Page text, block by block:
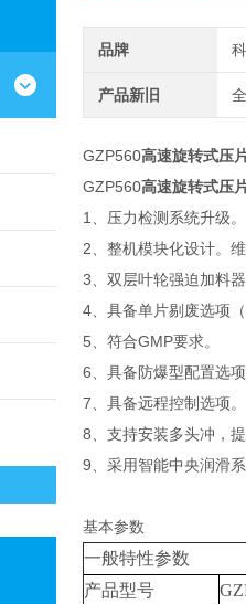
品牌
产品新旧
GZP560高速旋转式压
GZP560高速旋转式压
1、压力检测系统升级。
2、整机模块化设计。
3、双层叶轮强迫加料
4、具备单片剔废选项
5、符合GMP要求。
6、具备防爆型配置选
7、具备远程控制选项
8、支持安装多头冲，
9、采用智能中央润滑
基本参数
一般特性参数
产品型号